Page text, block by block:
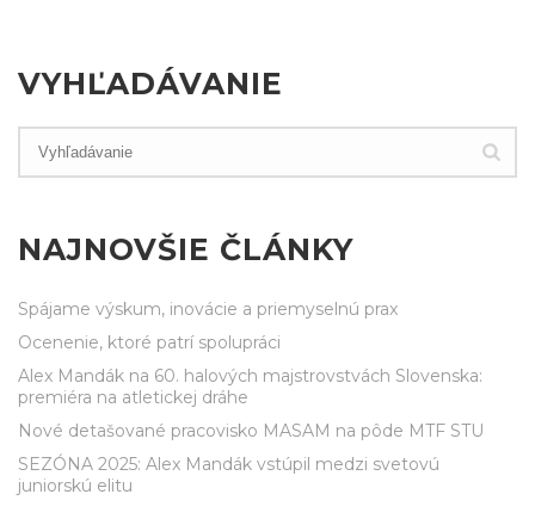
VYHĽADÁVANIE
NAJNOVŠIE ČLÁNKY
Spájame výskum, inovácie a priemyselnú prax
Ocenenie, ktoré patrí spolupráci
Alex Mandák na 60. halových majstrovstvách Slovenska:
premiéra na atletickej dráhe
Nové detašované pracovisko MASAM na pôde MTF STU
SEZÓNA 2025: Alex Mandák vstúpil medzi svetovú
juniorskú elitu